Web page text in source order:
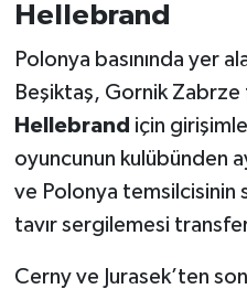
Hellebrand
Polonya basınında yer
Beşiktaş, Gornik Zabrze
Hellebrand için
oyuncunun kulübünden
ve Polonya temsilcisinin
tavır sergilemesi
Cerny ve Jurasek’ten
At Yarışı
Bisiklet
Boks